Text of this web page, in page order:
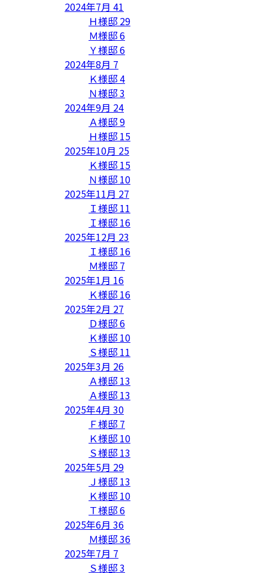
2024年7月 41
Ｈ様邸 29
Ｍ様邸6
Ｙ様邸6
2024年8月 7
Ｋ様邸4
Ｎ様邸3
2024年9月 24
Ａ様邸9
Ｈ様邸 15
2025年10月 25
Ｋ様邸 15
Ｎ様邸 10
2025年11月 27
Ｉ様邸 11
Ｉ様邸 16
2025年12月 23
Ｉ様邸 16
Ｍ様邸 7
2025年1月 16
Ｋ様邸 16
2025年2月 27
Ｄ様邸6
Ｋ様邸 10
Ｓ様邸 11
2025年3月 26
Ａ様邸 13
Ａ様邸 13
2025年4月 30
Ｆ様邸 7
Ｋ様邸 10
Ｓ様邸 13
2025年5月 29
Ｊ様邸 13
Ｋ様邸 10
Ｔ様邸6
2025年6月 36
Ｍ様邸36
2025年7月 7
Ｓ様邸3